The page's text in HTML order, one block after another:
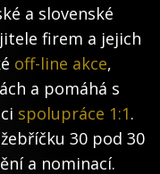
a slovenské
firem a jejich
off-line akce,
a pomáhá s
spolupráce 1:1.
30 pod 30
a nominací.